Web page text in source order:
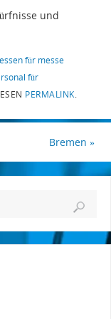
und
für messe
für
PERMALINK.
Bremen»